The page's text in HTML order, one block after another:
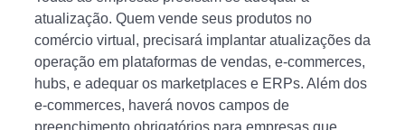
atualização. Quem vende seus produtos no
comércio virtual, precisará implantar atualizações da
operação em plataformas de vendas, e-commerces,
hubs, e adequar os marketplaces e ERPs. Além dos
e-commerces, haverá novos campos de
preenchimento obrigatórios para empresas que